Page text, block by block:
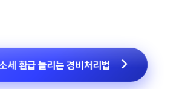
세 환급 늘리는 경비처리법